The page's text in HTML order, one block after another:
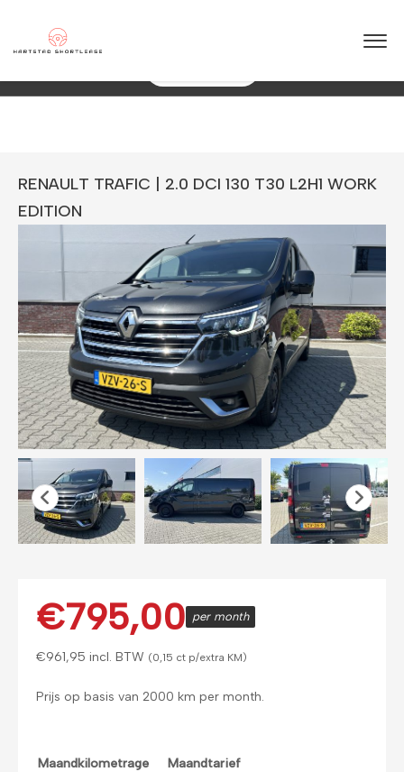
in shortlease – Betrouwbaar & flexibel!
RENAULT TRAFIC | 2.0 DCI 130 T30 L2H1 WORK
EDITION
€795,00 per month
€961,95 incl. BTW (0,15 ct p/extra KM)
Prijs op basis van 2000 km per month.
Maandkilometrage Maandtarief